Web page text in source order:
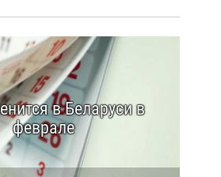
в Беларуси в
феврале